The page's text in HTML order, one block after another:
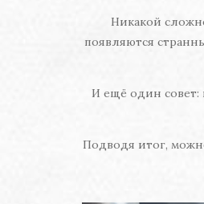
Никакой
появляются
И ещё один совет:
Подводя итог,